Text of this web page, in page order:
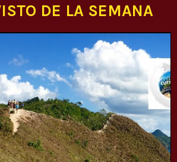
DE LA SEMANA